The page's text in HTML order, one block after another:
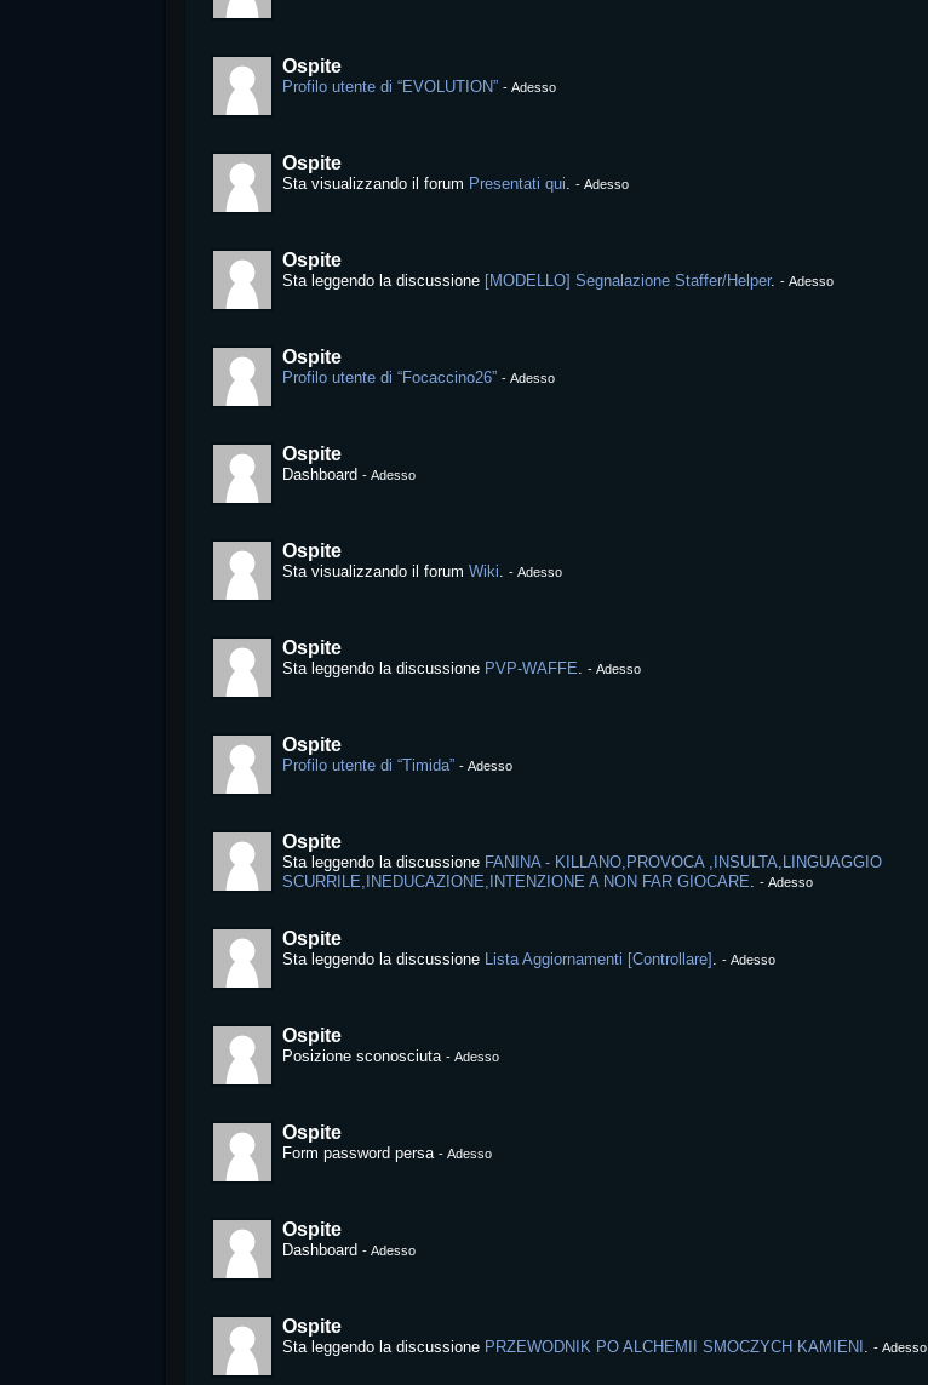
Ospite
Profilo utente di “EVOLUTION” -Adesso
Ospite
Sta visualizzando il forum Presentati qui.-Adesso
Ospite
Sta leggendo la discussione [MODELLO] Segnalazione Staffer/Helper.-Adesso
Ospite
Profilo utente di “Focaccino26” -Adesso
Ospite
Dashboard-Adesso
Ospite
Sta visualizzando il forumWiki.-Adesso
Ospite
Sta leggendo la discussione PVP-WAFFE.-Adesso
Ospite
Profilo utente di “Timida” -Adesso
Ospite
Sta leggendo la discussione FANINA - KILLANO,PROVOCA ,INSULTA,LINGUAGGIO
SCURRILE,INEDUCAZIONE,INTENZIONE A NON FAR GIOCARE.-Adesso
Ospite
Sta leggendo la discussione Lista Aggiornamenti [Controllare] .-Adesso
Ospite
Posizione sconosciuta-Adesso
Ospite
Form password persa-Adesso
Ospite
Dashboard-Adesso
Ospite
Sta leggendo la discussione PRZEWODNIK PO ALCHEMII SMOCZYCH KAMIENI .-Adesso